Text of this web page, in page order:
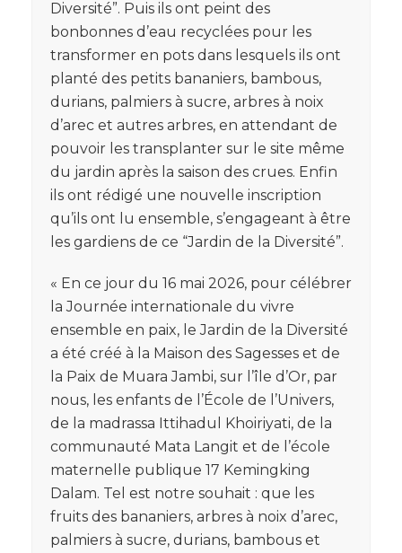
Diversité”. Puis ils ont peint des
bonbonnes d’eau recyclées pour les
transformer en pots dans lesquels ils ont
planté des petits bananiers, bambous,
durians, palmiers à sucre, arbres à noix
d’arec et autres arbres, en attendant de
pouvoir les transplanter sur le site même
du jardin après la saison des crues. Enfin
ils ont rédigé une nouvelle inscription
qu’ils ont lu ensemble, s’engageant à être
les gardiens de ce “Jardin de la Diversité”.
« En ce jour du 16 mai 2026, pour célébrer
la Journée internationale du vivre
ensemble en paix, le Jardin de la Diversité
a été créé à la Maison des Sagesses et de
la Paix de Muara Jambi, sur l’île d’Or, par
nous, les enfants de l’École de l’Univers,
de la madrassa Ittihadul Khoiriyati, de la
communauté Mata Langit et de l’école
maternelle publique 17 Kemingking
Dalam. Tel est notre souhait : que les
fruits des bananiers, arbres à noix d’arec,
palmiers à sucre, durians, bambous et